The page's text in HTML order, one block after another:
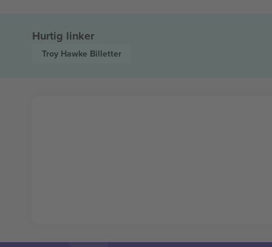
Hurtig linker
Troy Hawke Billetter